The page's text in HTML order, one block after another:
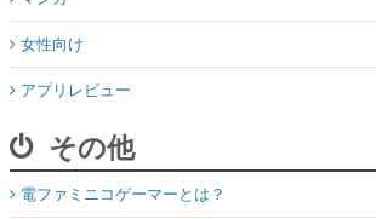
女性向け
アプリレビュー
その他
電ファミニコゲーマーとは？